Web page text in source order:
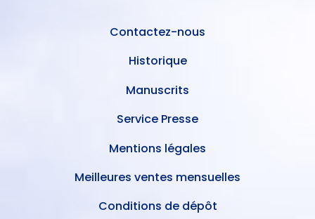
Contactez-nous
Historique
Manuscrits
Service Presse
Mentions légales
Meilleures ventes mensuelles
Conditions de dépôt